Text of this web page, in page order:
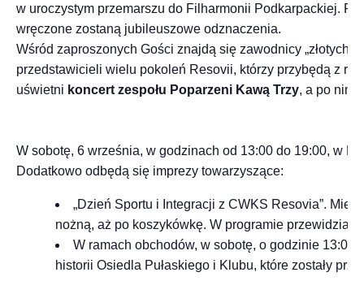
w uroczystym przemarszu do Filharmonii Podkarpackiej.
wręczone zostaną jubileuszowe odznaczenia.
Wśród zaproszonych Gości znajdą się zawodnicy „złotych
przedstawicieli wielu pokoleń Resovii, którzy przybędą z
uświetni koncert zespołu Poparzeni Kawą Trzy, a po nim
W sobotę, 6 września, w godzinach od 13:00 do 19:00, w
Dodatkowo odbędą się imprezy towarzyszące:
„Dzień Sportu i Integracji z CWKS Resovia”.
nożną, aż po koszykówkę. W programie
W ramach obchodów, w sobotę, o godzinie
historii Osiedla Pułaskiego i Klubu, które zostały